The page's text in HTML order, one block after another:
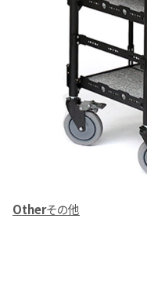
Otherその他